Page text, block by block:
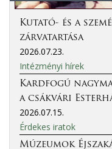
Kutató- és a
zárvatartása
2026.07.23.
Intézményi hírek
Kardfogú
a csákvári
2026.07.15.
Érdekes iratok
Múzeumok